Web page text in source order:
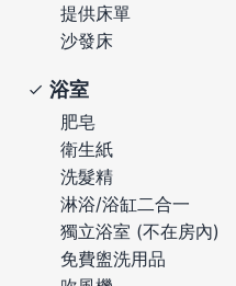
提供床單
沙發床
浴室
肥皂
衛生紙
洗髮精
淋浴/浴缸二合一
獨立浴室 (不在房內)
免費盥洗用品